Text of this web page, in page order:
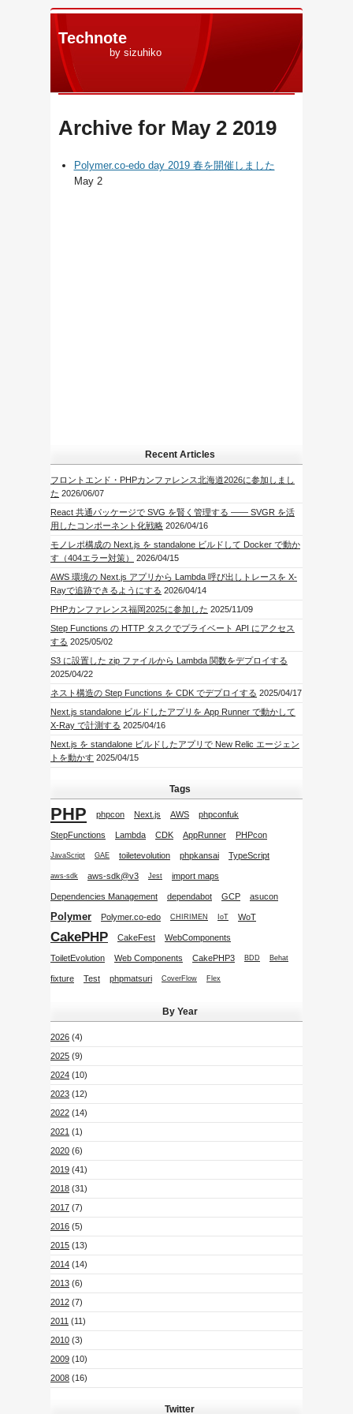
Technote
by sizuhiko
Archive for May 2 2019
Polymer.co-edo day 2019 春を開催しました
May 2
Recent Articles
フロントエンド・PHPカンファレンス北海道2026に参加しまし
た 2026/06/07
React 共通パッケージで SVG を賢く管理する —— SVGR を活
用したコンポーネント化戦略 2026/04/16
モノレポ構成の Next.js を standalone ビルドして Docker で動か
す（404エラー対策）
2026/04/15
AWS 環境の Next.js アプリから Lambda 呼び出しトレースを X-
Rayで追跡できるようにする 2026/04/14
PHPカンファレンス福岡2025に参加した 2025/11/09
Step Functions の HTTP タスクでプライベート API にアクセス
する 2025/05/02
S3 に設置した zip ファイルから Lambda 関数をデプロイする
2025/04/22
ネスト構造の Step Functions を CDK でデプロイする 2025/04/17
Next.js standalone ビルドしたアプリを App Runner で動かして
X-Ray で計測する 2025/04/16
Next.js を standalone ビルドしたアプリで New Relic エージェン
トを動かす 2025/04/15
Tags
PHP phpcon Next.js AWS phpconfuk
StepFunctions Lambda CDK AppRunner PHPcon
JavaScript GAE toiletevolution phpkansai TypeScript
aws-sdk aws-sdk@v3 Jest import maps
Dependencies Management dependabot GCP asucon
Polymer Polymer.co-edo CHIRIMEN IoT WoT
CakePHP CakeFest WebComponents
ToiletEvolution Web Components CakePHP3 BDD Behat
fixture Test phpmatsuri CoverFlow Flex
By Year
2026 (4)
2025 (9)
2024 (10)
2023 (12)
2022 (14)
2021 (1)
2020 (6)
2019 (41)
2018 (31)
2017 (7)
2016 (5)
2015 (13)
2014 (14)
2013 (6)
2012 (7)
2011 (11)
2010 (3)
2009 (10)
2008 (16)
Twitter